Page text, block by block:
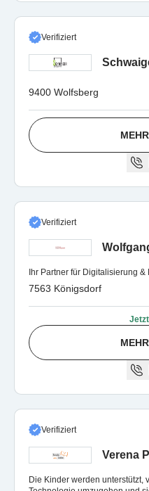
Verifiziert
9400 Wolfsberg
Verifiziert
Ihr Partner für Digitalisierung
7563 Königsdorf
Verifiziert
Verena
Die Kinder werden unterstützt,